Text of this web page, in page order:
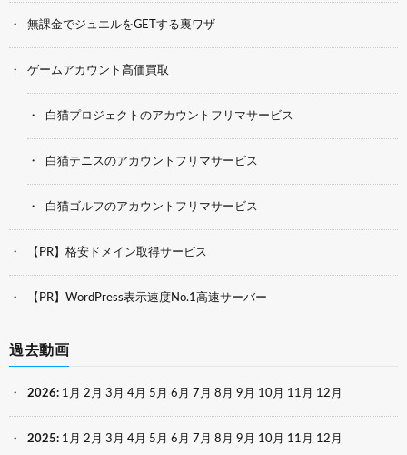
無課金でジュエルをGETする裏ワザ
ゲームアカウント高価買取
白猫プロジェクトのアカウントフリマサービス
白猫テニスのアカウントフリマサービス
白猫ゴルフのアカウントフリマサービス
【PR】格安ドメイン取得サービス
【PR】WordPress表示速度No.1高速サーバー
過去動画
2026: 1月 2月 3月 4月 5月 6月 7月 8月 9月 10月 11月 12月
2025: 1月 2月 3月 4月 5月 6月 7月 8月 9月 10月 11月 12月